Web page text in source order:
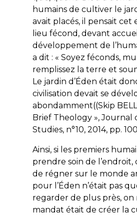
humains de cultiver le
avait placés, il pensait
lieu fécond, devant
développement de
a dit : « Soyez féconds,
remplissez la terre et
Le jardin d’Éden était
civilisation devait se
abondamment((Skip
Brief Theology », Journal
Studies, n°10, 2014, pp.
Ainsi, si les premiers
prendre soin de
de régner sur le monde
pour l’Éden n’était pas
regarder de plus près,
mandat était de créer la